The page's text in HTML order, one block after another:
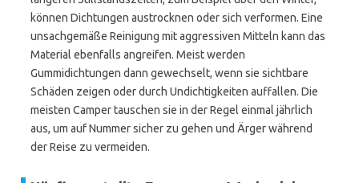
können Dichtungen austrocknen oder sich verformen. Eine
unsachgemäße Reinigung mit aggressiven Mitteln kann das
Material ebenfalls angreifen. Meist werden
Gummidichtungen dann gewechselt, wenn sie sichtbare
Schäden zeigen oder durch Undichtigkeiten auffallen. Die
meisten Camper tauschen sie in der Regel einmal jährlich
aus, um auf Nummer sicher zu gehen und Ärger während
der Reise zu vermeiden.